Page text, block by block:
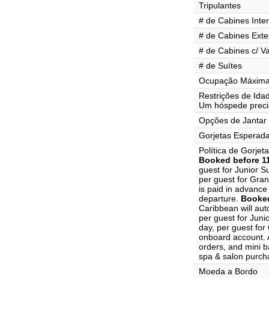
Tripulantes
# de Cabines
# de Cabines
# de Cabines c/
# de Suítes
Ocupação
Restrições de
Um hóspede
Opções de Jantar
Gorjetas
Política de
Booked before
guest for Junior
per guest for
is paid in
departure.
Caribbean will
per guest for
day, per guest for
onboard account.
orders, and mini
spa & salon
Moeda a Bordo